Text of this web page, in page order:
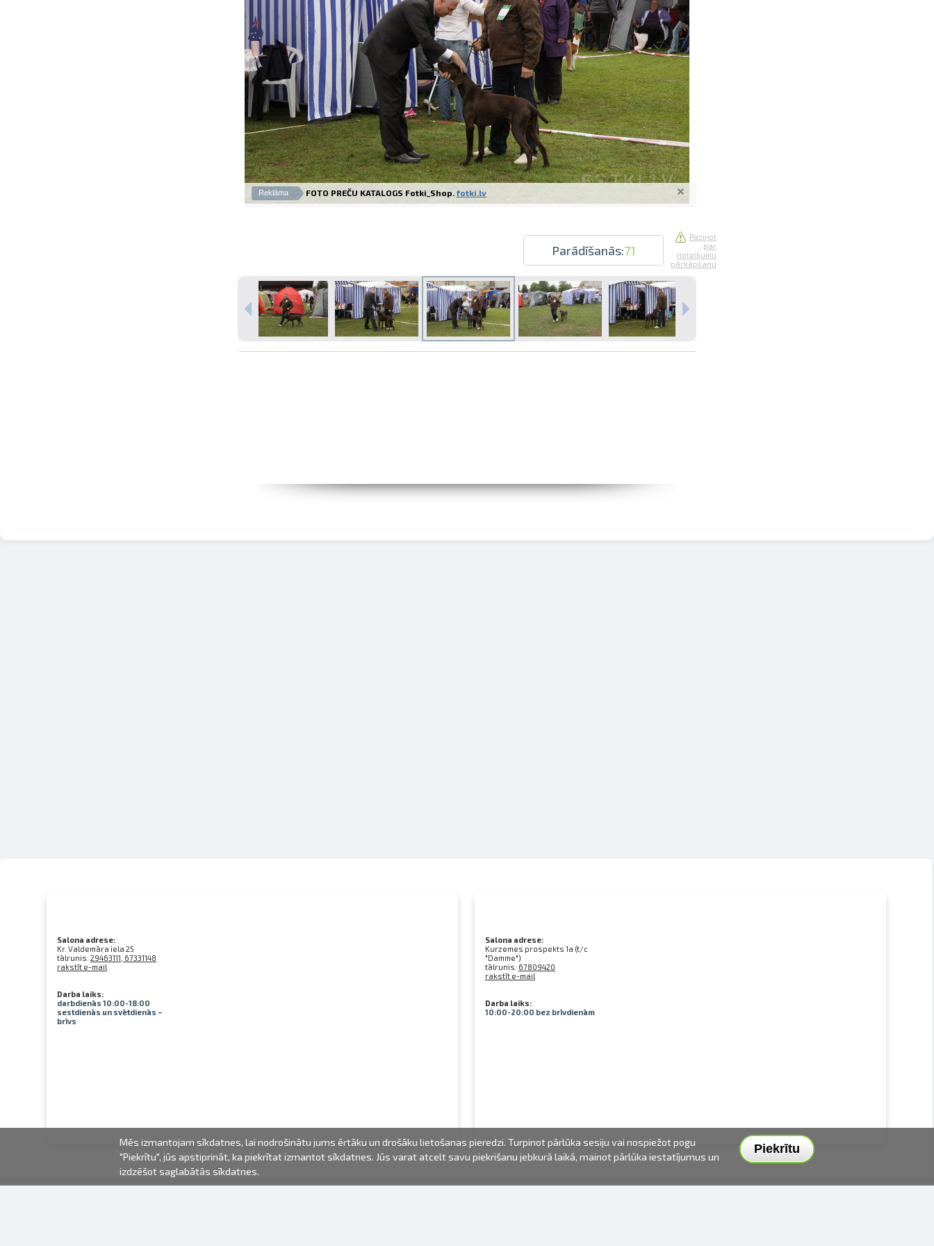
Izdrukas 1h laikā Rīgā – pasūtiet tiešsaistē
Dažādi formāti un papīra veidi jūsu foto
Piegāde visā Latvijā vai saņemšana klātienē
Reklāma FOTO PREČU KATALOGS Fotki_Shop. fotki.lv
Parādīšanās:71
Paziņot
par
noteikumu
pārkāpšanu
Salona adrese:
Kr. Valdemāra iela 25
tālrunis: 29463111, 67331148
rakstīt e-mail
Darba laiks:
darbdienās 10:00-18:00
sestdienās un svētdienās –
brīvs
Salona adrese:
Kurzemes prospekts 1a (t/c
"Damme")
tālrunis: 67809420
rakstīt e-mail
Darba laiks:
10:00-20:00 bez brīvdienām
Piekrītu
Mēs izmantojam sīkdatnes, lai nodrošinātu jums ērtāku un drošāku lietošanas pieredzi. Turpinot pārlūka sesiju vai nospiežot pogu
"Piekrītu", jūs apstiprināt, ka piekrītat izmantot sīkdatnes. Jūs varat atcelt savu piekrišanu jebkurā laikā, mainot pārlūka iestatījumus un
izdzēšot saglabātās sīkdatnes.